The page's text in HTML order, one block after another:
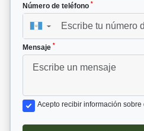
Número de teléfono *
▼
Mensaje *
Acepto recibir información